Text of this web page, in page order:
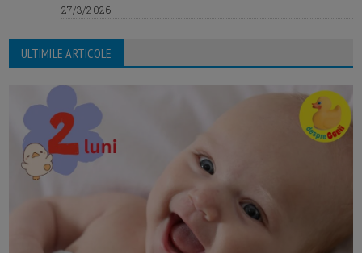
27/3/2026
ULTIMILE ARTICOLE